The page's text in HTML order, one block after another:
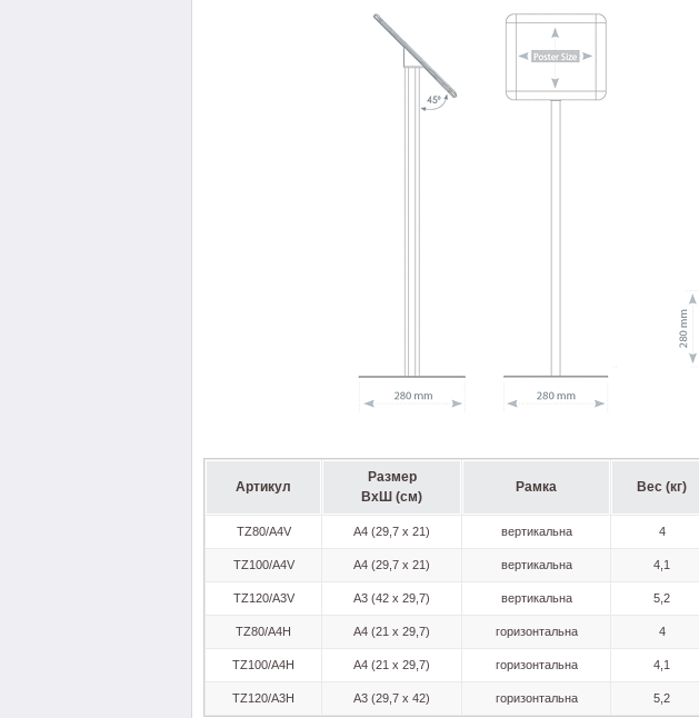
Артикул
Размер
ВхШ (см)
Рамка Вес (кг)
TZ80/A4V A4 (29,7 x 21) вертикальна 4
TZ100/A4V A4 (29,7 x 21) вертикальна 4,1
TZ120/A3V A3 (42 x 29,7) вертикальна 5,2
TZ80/A4H A4 (21 x 29,7) горизонтальна 4
TZ100/A4H A4 (21 x 29,7) горизонтальна 4,1
TZ120/A3H A3 (29,7 x 42) горизонтальна 5,2